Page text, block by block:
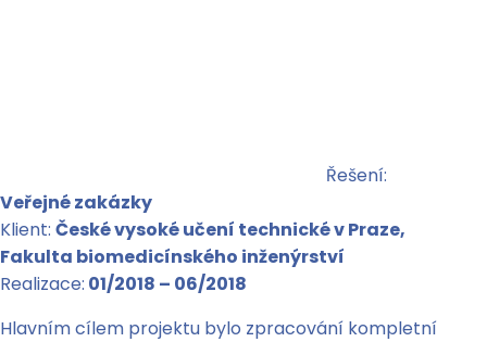
Řešení:
Veřejné zakázky
Klient: České vysoké učení technické v Praze,
Fakulta biomedicínského inženýrství
Realizace: 01/2018 – 06/2018
Hlavním cílem projektu bylo zpracování kompletní